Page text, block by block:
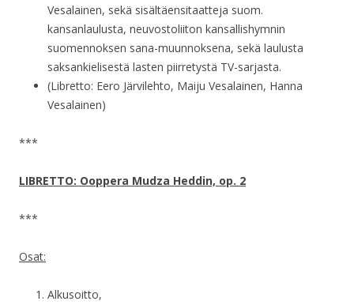
Vesalainen, sekä sisältäensitaatteja suom.
kansanlaulusta, neuvostoliiton kansallishymnin
suomennoksen sana-muunnoksena, sekä laulusta
saksankielisestä lasten piirretystä TV-sarjasta.
(Libretto: Eero Järvilehto, Maiju Vesalainen, Hanna
Vesalainen)
***
LIBRETTO: Ooppera Mudza Heddin, op. 2
***
Osat:
Alkusoitto,